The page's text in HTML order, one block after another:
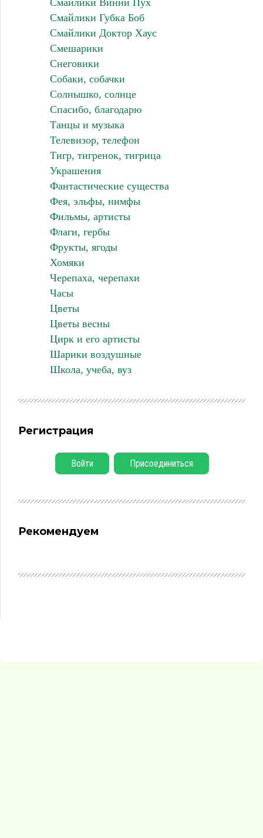
Смайлики Винни Пух
Смайлики Губка Боб
Смайлики Доктор Хаус
Смешарики
Снеговики
Собаки, собачки
Солнышко, солнце
Спасибо, благодарю
Танцы и музыка
Телевизор, телефон
Тигр, тигренок, тигрица
Украшения
Фантастические существа
Фея, эльфы, нимфы
Фильмы, артисты
Флаги, гербы
Фрукты, ягоды
Хомяки
Черепаха, черепахи
Часы
Цветы
Цветы весны
Цирк и его артисты
Шарики воздушные
Школа, учеба, вуз
Регистрация
Войти Присоединиться
Рекомендуем